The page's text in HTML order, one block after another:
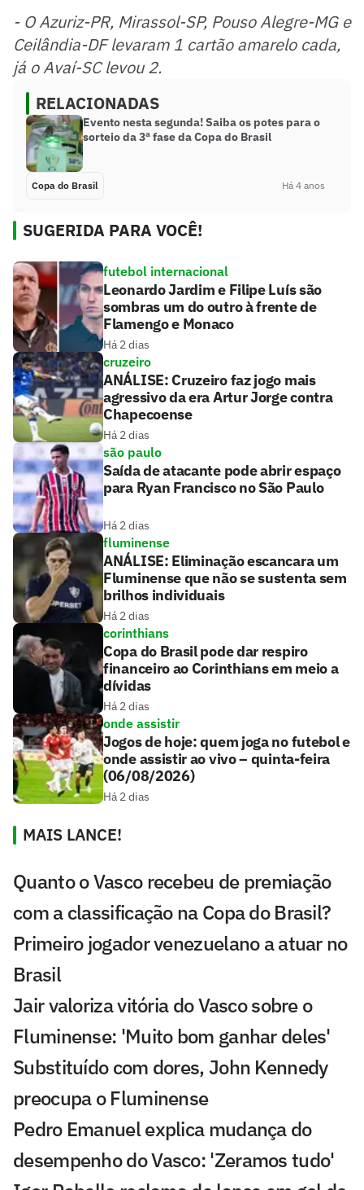
- O Azuriz-PR, Mirassol-SP, Pouso Alegre-MG e
Ceilândia-DF levaram 1 cartão amarelo cada,
já o Avaí-SC levou 2.
RELACIONADAS
Evento nesta segunda! Saiba os potes para o
sorteio da 3ª fase da Copa do Brasil
Copa do Brasil Há 4 anos
SUGERIDA PARA VOCÊ!
futebol internacional
Leonardo Jardim e Filipe Luís são
sombras um do outro à frente de
Flamengo e Monaco
Há 2 dias
cruzeiro
ANÁLISE: Cruzeiro faz jogo mais
agressivo da era Artur Jorge contra
Chapecoense
Há 2 dias
são paulo
Saída de atacante pode abrir espaço
para Ryan Francisco no São Paulo
Há 2 dias
fluminense
ANÁLISE: Eliminação escancara um
Fluminense que não se sustenta sem
brilhos individuais
Há 2 dias
corinthians
Copa do Brasil pode dar respiro
financeiro ao Corinthians em meio a
dívidas
Há 2 dias
onde assistir
Jogos de hoje: quem joga no futebol e
onde assistir ao vivo – quinta-feira
(06/08/2026)
Há 2 dias
MAIS LANCE!
Quanto o Vasco recebeu de premiação
com a classificação na Copa do Brasil?
Primeiro jogador venezuelano a atuar no
Brasil
Jair valoriza vitória do Vasco sobre o
Fluminense: 'Muito bom ganhar deles'
Substituído com dores, John Kennedy
preocupa o Fluminense
Pedro Emanuel explica mudança do
desempenho do Vasco: 'Zeramos tudo'